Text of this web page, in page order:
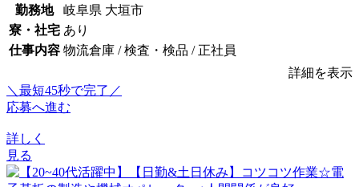
勤務地
岐阜県 大垣市
寮・社宅 あり
仕事内容 物流倉庫 / 検査・検品 / 正社員
詳細を表示
＼最短45秒で完了／
応募へ進む
詳しく
見る